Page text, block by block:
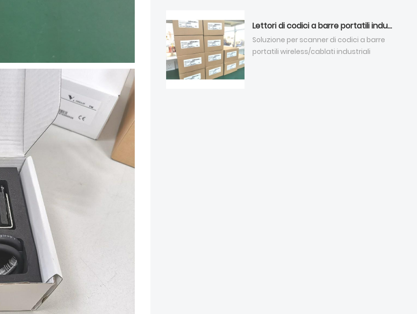
Lettori di codici a barre portatili industriali spediti a un cliente in Europa
Soluzione per scanner di codici a barre
portatili wireless/cablati industriali